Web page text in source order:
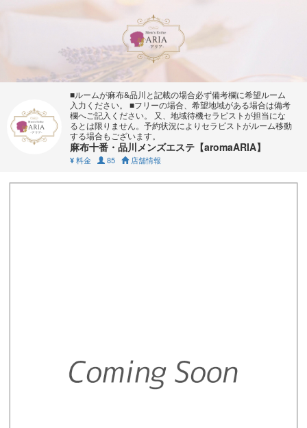
■ルームが麻布&品川と記載の場合必ず備考欄に希望ルーム
入力ください。 ■フリーの場合、希望地域がある場合は備考
欄へご記入ください。 又、地域待機セラピストが担当にな
るとは限りません。予約状況によりセラピストがルーム移動
する場合もございます。
麻布十番・品川メンズエステ【aromaARIA】
¥ 料金 85 店舗情報